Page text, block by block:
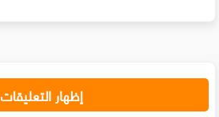
إظهار التعليقات